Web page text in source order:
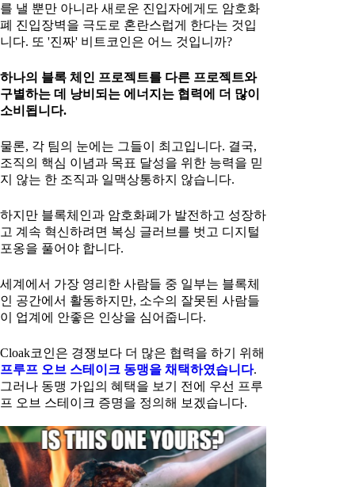
를 낼 뿐만 아니라 새로운 진입자에게도 암호화
폐 진입장벽을 극도로 혼란스럽게 한다는 것입
니다. 또 '진짜' 비트코인은 어느 것입니까?
하나의 블록 체인 프로젝트를 다른 프로젝트와
구별하는 데 낭비되는 에너지는 협력에 더 많이
소비됩니다.
물론, 각 팀의 눈에는 그들이 최고입니다. 결국,
조직의 핵심 이념과 목표 달성을 위한 능력을 믿
지 않는 한 조직과 일맥상통하지 않습니다.
하지만 블록체인과 암호화폐가 발전하고 성장하
고 계속 혁신하려면 복싱 글러브를 벗고 디지털
포옹을 풀어야 합니다.
세계에서 가장 영리한 사람들 중 일부는 블록체
인 공간에서 활동하지만, 소수의 잘못된 사람들
이 업계에 안좋은 인상을 심어줍니다.
Cloak코인은 경쟁보다 더 많은 협력을 하기 위해
프루프 오브 스테이크 동맹을 채택하였습니다.
그러나 동맹 가입의 혜택을 보기 전에 우선 프루
프 오브 스테이크 증명을 정의해 보겠습니다.